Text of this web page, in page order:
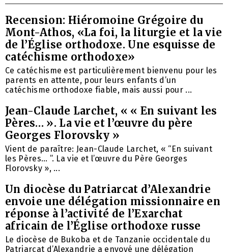
Recension: Hiéromoine Grégoire du
Mont-Athos, «La foi, la liturgie et la vie
de l’Église orthodoxe. Une esquisse de
catéchisme orthodoxe»
Ce catéchisme est particulièrement bienvenu pour les
parents en attente, pour leurs enfants d’un
catéchisme orthodoxe fiable, mais aussi pour ...
Jean-Claude Larchet, « « En suivant les
Pères… ». La vie et l’œuvre du père
Georges Florovsky »
Vient de paraître: Jean-Claude Larchet, « “En suivant
les Pères… ”. La vie et l’œuvre du Père Georges
Florovsky », ...
Un diocèse du Patriarcat d’Alexandrie
envoie une délégation missionnaire en
réponse à l’activité de l’Exarchat
africain de l’Église orthodoxe russe
Le diocèse de Bukoba et de Tanzanie occidentale du
Patriarcat d’Alexandrie a envoyé une délégation